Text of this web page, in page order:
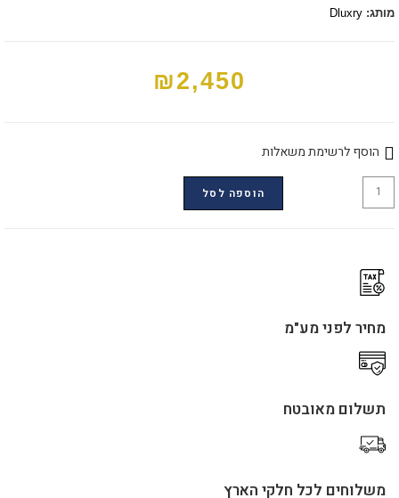
מותג: Dluxry
₪2,450
הוסף לרשימת משאלות
הוספה לסל
מחיר לפני מע"מ
תשלום מאובטח
משלוחים לכל חלקי הארץ